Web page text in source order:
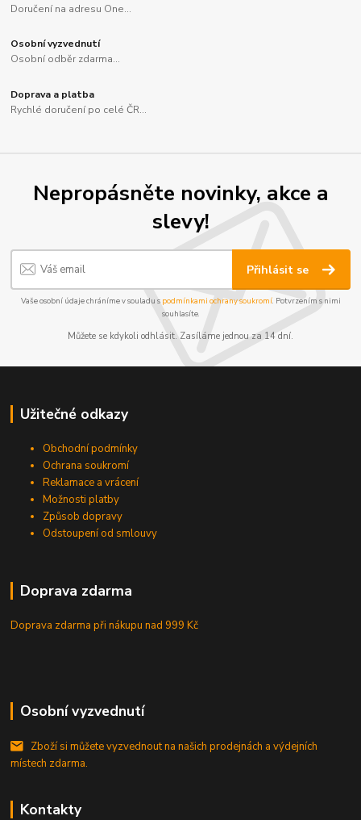
Doručení na adresu One...
Osobní vyzvednutí
Osobní odběr zdarma...
Doprava a platba
Rychlé doručení po celé ČR...
Nepropásněte novinky, akce a
slevy!
Přihlásit se
Vaše osobní údaje chráníme v souladu s podmínkami ochrany soukromí. Potvrzením s nimi
souhlasíte.
Můžete se kdykoli odhlásit. Zasíláme jednou za 14 dní.
Užitečné odkazy
Obchodní podmínky
Ochrana soukromí
Reklamace a vrácení
Možnosti platby
Způsob dopravy
Odstoupení od smlouvy
Doprava zdarma
Doprava zdarma při nákupunad 999 Kč
Osobní vyzvednutí
Zboží si můžete vyzvednout na našich prodejnách a výdejních
místech zdarma.
Kontakty